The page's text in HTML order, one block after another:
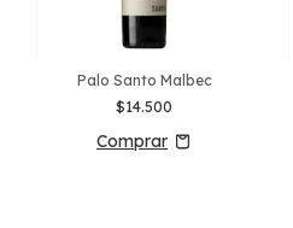
Palo Santo Malbec
$14.500